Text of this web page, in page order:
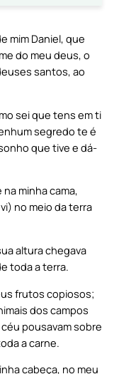
mim Daniel, que
do meu deus, o
santos, ao
sei que tens em ti
segredo te é
que tive e dá-
minha cama,
no meio da terra
altura chegava
toda a terra.
frutos copiosos;
dos campos
pousavam sobre
a carne.
cabeça, no meu